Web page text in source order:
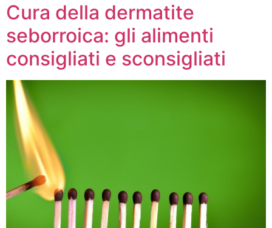
Cura della dermatite
seborroica: gli alimenti
consigliati e sconsigliati